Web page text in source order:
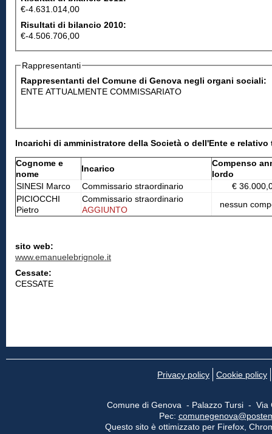
€-4.631.014,00
Risultati di bilancio 2010:
€-4.506.706,00
Rappresentanti
Rappresentanti del Comune di Genova negli organi sociali:
ENTE ATTUALMENTE COMMISSARIATO
Incarichi di amministratore della Società o dell'Ente e
Cognome e
nome
Incarico
Compenso
lordo
SINESI Marco
Commissario straordinario
€
PICIOCCHI
Pietro
Commissario straordinario
AGGIUNTO
nessun
sito web:
www.emanuelebrignole.it
Cessate:
CESSATE
Privacy policy Cookie policy
Comune di Genova - Palazzo Tursi -
Pec:
Questo sito è ottimizzato per Firefox,